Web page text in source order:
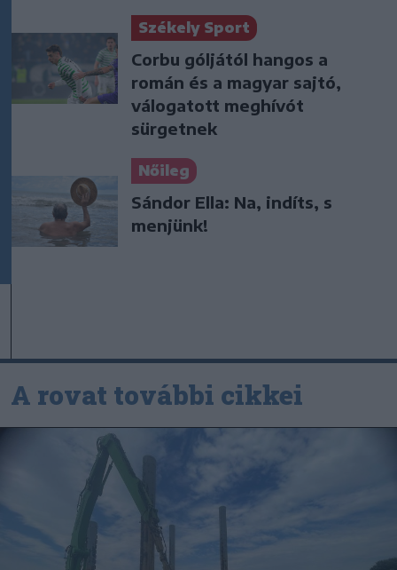
Székely Sport
Corbu góljától hangos a
román és a magyar sajtó,
válogatott meghívót
sürgetnek
Nőileg
Sándor Ella: Na, indíts, s
menjünk!
A rovat további cikkei